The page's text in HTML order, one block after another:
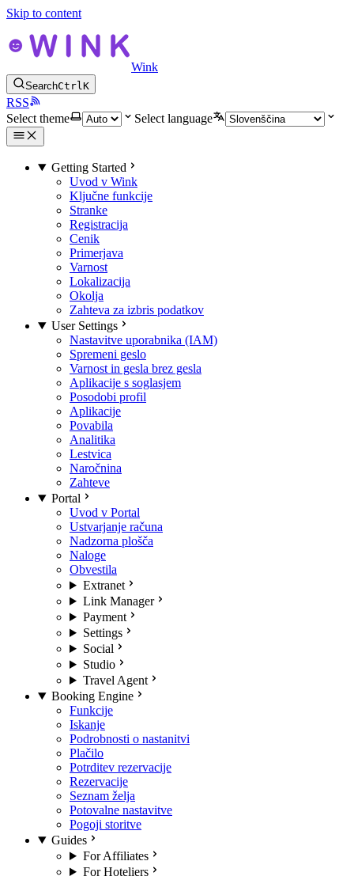
Skip to content
Wink
SearchCtrlK
RSS
Select theme
Select language
Getting Started
Uvod v Wink
Ključne funkcije
Stranke
Registracija
Cenik
Primerjava
Varnost
Lokalizacija
Okolja
Zahteva za izbris podatkov
User Settings
Nastavitve uporabnika (IAM)
Spremeni geslo
Varnost in gesla brez gesla
Aplikacije s soglasjem
Posodobi profil
Aplikacije
Povabila
Analitika
Lestvica
Naročnina
Zahteve
Portal
Uvod v Portal
Ustvarjanje računa
Nadzorna plošča
Naloge
Obvestila
Extranet
Link Manager
Payment
Settings
Social
Studio
Travel Agent
Booking Engine
Funkcije
Iskanje
Podrobnosti o nastanitvi
Plačilo
Potrditev rezervacije
Rezervacije
Seznam želja
Potovalne nastavitve
Pogoji storitve
Guides
For Affiliates
For Hoteliers